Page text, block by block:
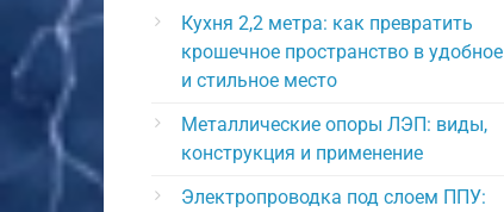
Кухня 2,2 метра: как превратить
крошечное пространство в удобное
и стильное место
Металлические опоры ЛЭП: виды,
конструкция и применение
Электропроводка под слоем ППУ: